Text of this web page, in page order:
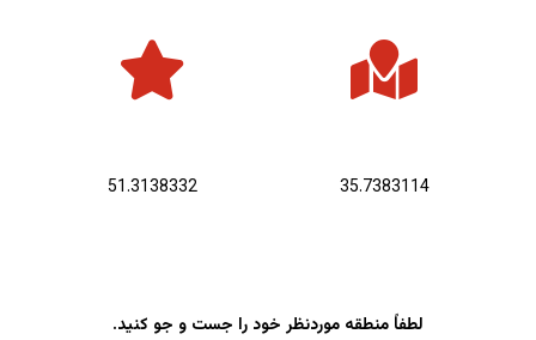
35.7383114
51.3138332
لطفاً منطقه موردنظر خود را جست و جو کنید.